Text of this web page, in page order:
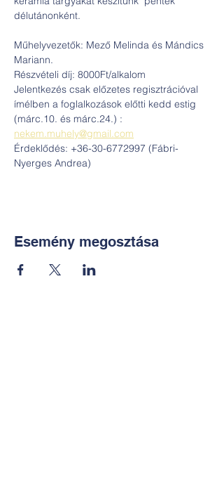
délutánonként.
Műhelyvezetők: Mező Melinda és Mándics
Mariann.
Részvételi díj: 8000Ft/alkalom
Jelentkezés csak előzetes regisztrációval
ímélben a foglalkozások előtti kedd estig
(márc.10. és márc.24.) :
nekem.muhely@gmail.com
Érdeklődés: +36-30-6772997 (Fábri-
Nyerges Andrea)
Esemény megosztása